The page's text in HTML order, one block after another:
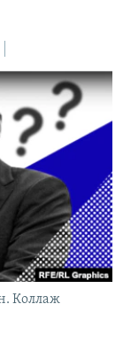
Коллаж